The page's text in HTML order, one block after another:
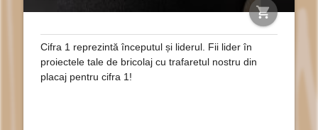
shopping_cart
Cifra 1 reprezintă începutul și liderul. Fii lider în
proiectele tale de bricolaj cu trafaretul nostru din
placaj pentru cifra 1!